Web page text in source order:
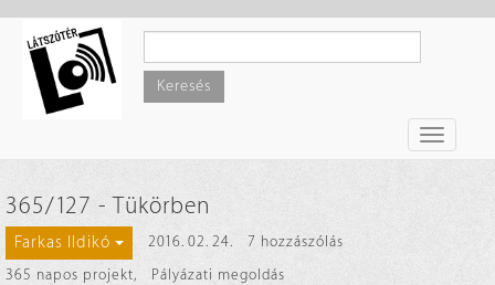
tartalomra
Keresés
Toggle
365/127 - Tükörben
Farkas Ildikó 2016. 02. 24.
7 hozzászólás
365 napos projekt, Pályázati megoldás